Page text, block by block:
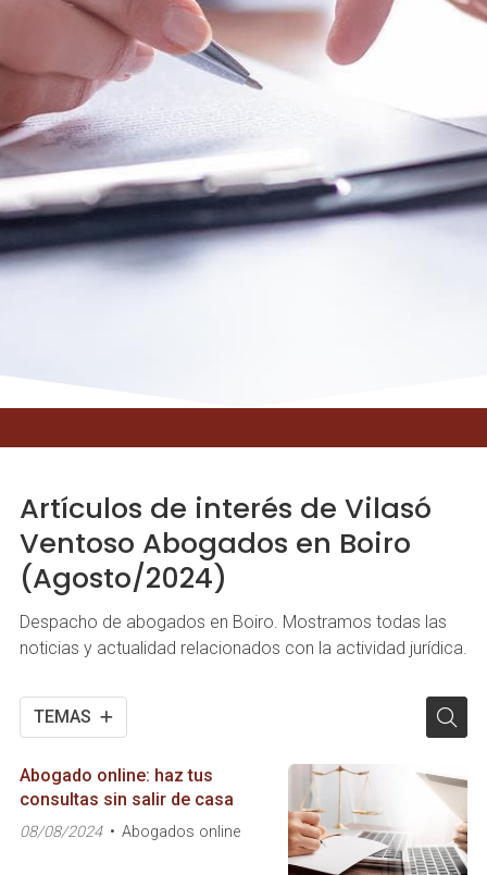
Artículos de interés de Vilasó
Ventoso Abogados en Boiro
(Agosto/2024)
Despacho de abogados en Boiro. Mostramos todas las
noticias y actualidad relacionados con la actividad jurídica.
TEMAS
Abogado online: haz tus
consultas sin salir de casa
08/08/2024 Abogados online